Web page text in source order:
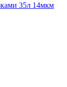
35л 14мкм